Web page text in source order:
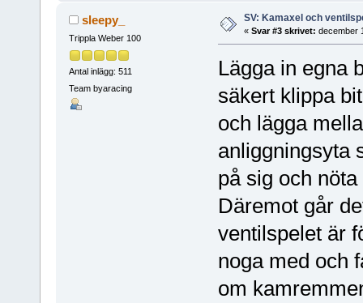
sleepy_
Trippla Weber 100
Antal inlägg: 511
Team byaracing
SV: Kamaxel och
« Svar #3 skrivet: december
Lägga in egna
säkert klippa
och lägga
anliggningsyta
på sig och
Däremot går
ventilspelet är
noga med och
om